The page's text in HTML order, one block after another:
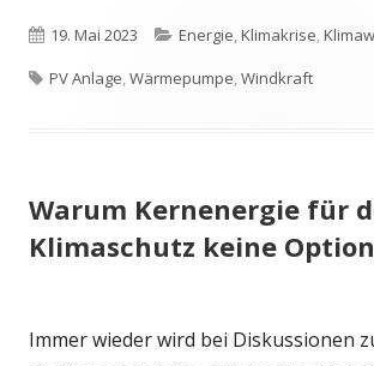
Veröffentlicht
am
19. Mai 2023 Kategorien
Energie,Klimakrise,
Schlagwörter
PV Anlage,Wärmepumpe,Windkraft
Warum Kernenergie für
Klimaschutz keine
Immer wieder wird bei Diskussionen